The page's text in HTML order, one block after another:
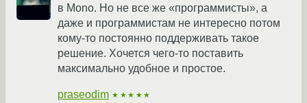
в Mono. Но не все же «программисты», а
даже и программистам не интересно потом
кому-то постоянно поддерживать такое
решение. Хочется чего-то поставить
максимально удобное и простое.
praseodim ★★★★★